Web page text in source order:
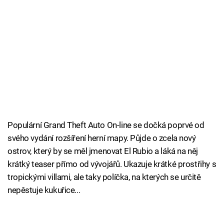
Populární Grand Theft Auto On-line se dočká poprvé od
svého vydání rozšíření herní mapy. Půjde o zcela nový
ostrov, který by se měl jmenovat El Rubio a láká na něj
krátký teaser přímo od vývojářů. Ukazuje krátké prostřihy s
tropickými villami, ale taky políčka, na kterých se určitě
nepěstuje kukuřice...